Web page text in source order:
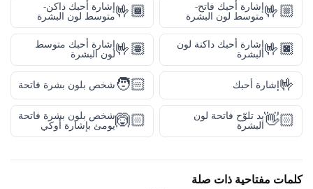
🤟🏼إشارة أحبك فاتح-
متوسط لون البشرة
🤟🏾إشارة أحبك داكن-
متوسط لون البشرة
🤟🏿إشارة أحبك داكنة لون
البشرة
🤟🏽إشارة أحبك متوسط
لون البشرة
🤟إشارة أحبك 🧑🏻شخص بلون بشرة فاتحة
👋🏻يد تلوّح فاتحة لون
البشرة
🙆🏻شخص بلون بشرة فاتحة
يومئ بإشارة أوكي
كلمات مفتاحية ذات صلة